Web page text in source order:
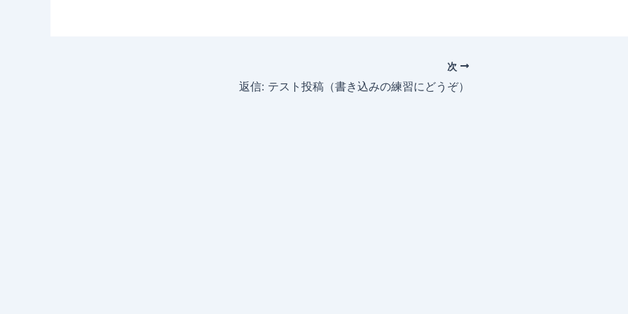
次
返信: テスト投稿（書き込みの練習にどうぞ）